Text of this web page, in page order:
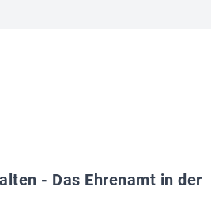
- Das Ehrenamt in der